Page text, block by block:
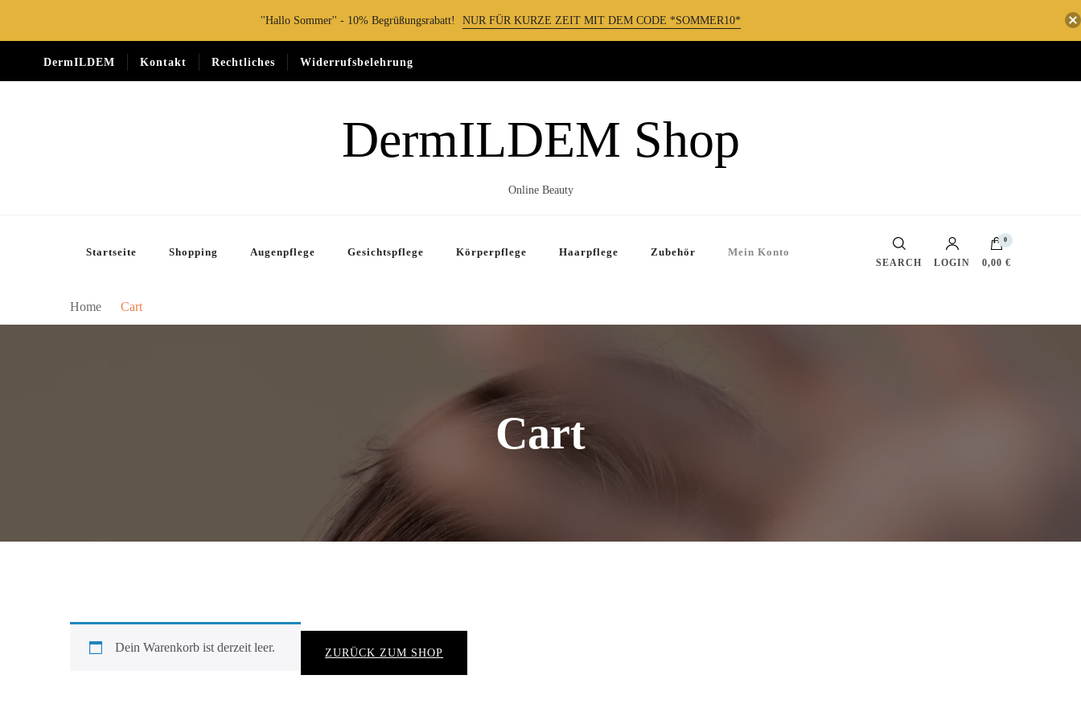
''Hallo Sommer'' - 10% Begrüßungsrabatt! NUR FÜR KURZE ZEIT MIT DEM CODE *SOMMER10*
DermILDEM Kontakt Rechtliches Widerrufsbelehrung
DermILDEM Shop
Online Beauty
Startseite Shopping Augenpflege Gesichtspflege Körperpflege Haarpflege Zubehör Mein Konto
SEARCH LOGIN
0
0,00 €
Home Cart
Cart
Dein Warenkorb ist derzeit leer. ZURÜCK ZUM SHOP